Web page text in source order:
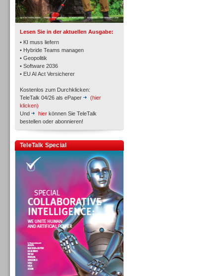
Lesen Sie in der aktuellen Ausgabe:
• KI muss liefern
• Hybride Teams managen
• Geopolitik
• Software 2036
• EU AI Act Versicherer
Kostenlos zum Durchklicken:
TeleTalk 04/26 als ePaper
(hier
klicken)
Und
hier können Sie TeleTalk
bestellen oder abonnieren!
TeleTalk Special
TK- und ACD-Systeme
Workforce-Management
Personal
Inbound